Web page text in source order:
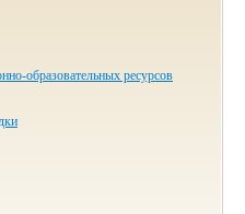
образовательных ресурсов